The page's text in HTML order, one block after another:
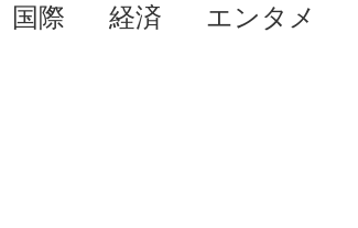
国際 経済 エンタメ